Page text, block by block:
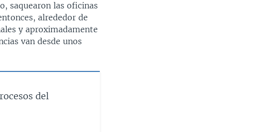
saquearon las oficinas
alrededor de
y aproximadamente
van desde unos
del